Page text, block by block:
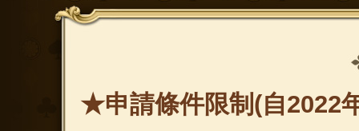
★申請條件限制(自2022